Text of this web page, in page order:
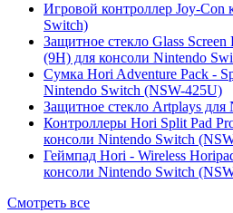
Игровой контроллер Joy-
Switch)
Защитное стекло Glass Screen
(9H) для консоли Nintendo
Сумка Hori Adventure Pack -
Nintendo Switch (NSW-425U)
Защитное стекло Artplays для
Контроллеры Hori Split Pad
консоли Nintendo Switch
Геймпад Hori - Wireless
консоли Nintendo Switch
Смотреть все